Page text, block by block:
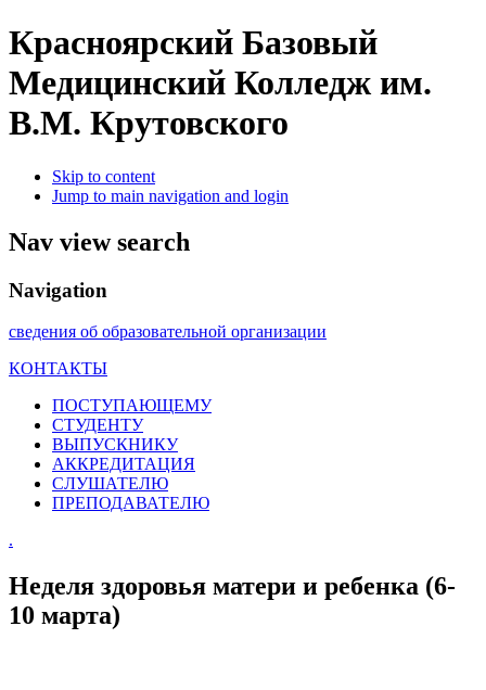
Красноярский Базовый
Медицинский Колледж им.
В.М. Крутовского
Skip to content
Jump to main navigation and login
Nav view search
Navigation
сведения об образовательной организации
КОНТАКТЫ
ПОСТУПАЮЩЕМУ
СТУДЕНТУ
ВЫПУСКНИКУ
АККРЕДИТАЦИЯ
СЛУШАТЕЛЮ
ПРЕПОДАВАТЕЛЮ
.
Неделя здоровья матери и ребенка (6-
10 марта)